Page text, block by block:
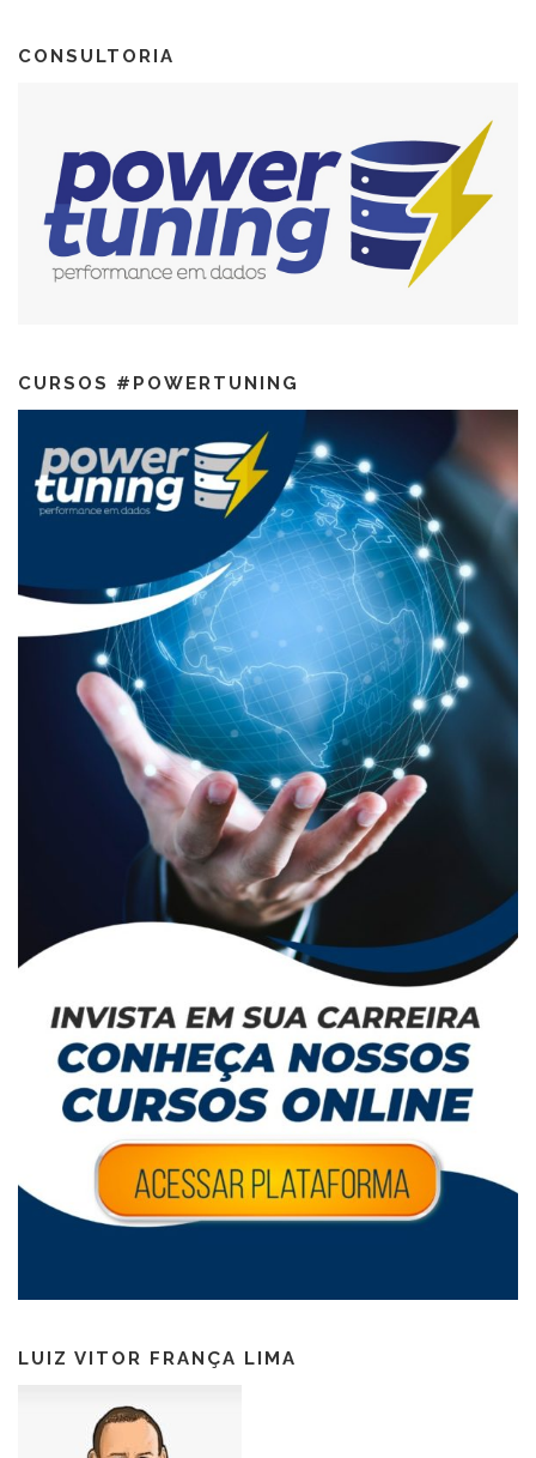
CONSULTORIA
CURSOS #POWERTUNING
LUIZ VITOR FRANÇA LIMA